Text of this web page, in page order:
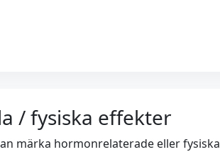
/ fysiska effekter
märka hormonrelaterade eller fysiska